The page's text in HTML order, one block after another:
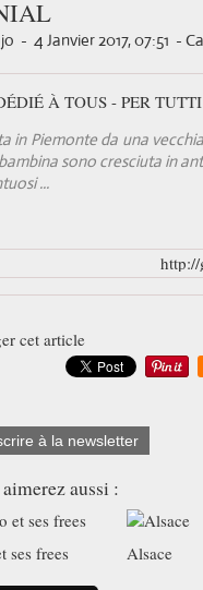
- 4 Janvier 2017, 07:51 -
in Piemonte da una
sono cresciuta in
...
cet article
à la newsletter
aussi :
ses frees Alsace